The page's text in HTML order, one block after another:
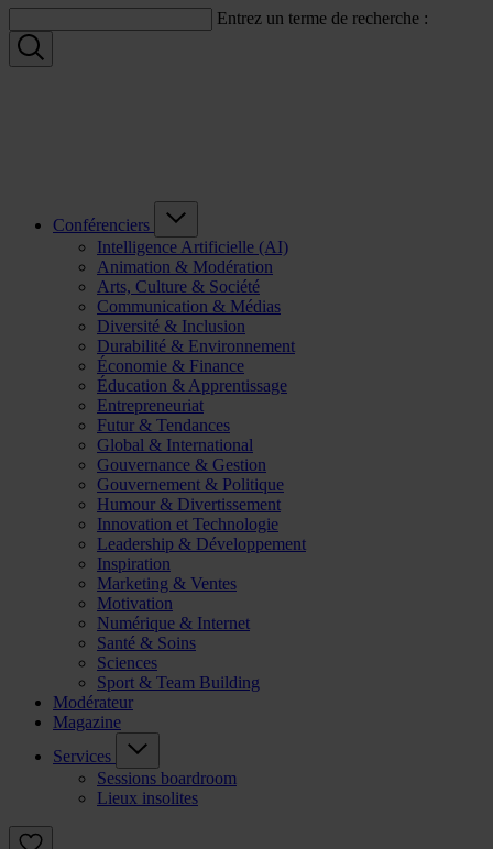
Entrez un terme de recherche :
Conférenciers
Intelligence Artificielle (AI)
Animation & Modération
Arts, Culture & Société
Communication & Médias
Diversité & Inclusion
Durabilité & Environnement
Économie & Finance
Éducation & Apprentissage
Entrepreneuriat
Futur & Tendances
Global & International
Gouvernance & Gestion
Gouvernement & Politique
Humour & Divertissement
Innovation et Technologie
Leadership & Développement
Inspiration
Marketing & Ventes
Motivation
Numérique & Internet
Santé & Soins
Sciences
Sport & Team Building
Modérateur
Magazine
Services
Sessions boardroom
Lieux insolites